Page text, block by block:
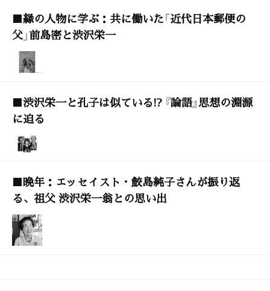
■縁の人物に学ぶ：共に働いた「近代日本郵便の
父」前島密と渋沢栄一
■渋沢栄一と孔子は似ている!? 『論語』思想の淵源
に迫る
■晩年：エッセイスト・鮫島純子さんが振り返
る、祖父 渋沢栄一翁との思い出